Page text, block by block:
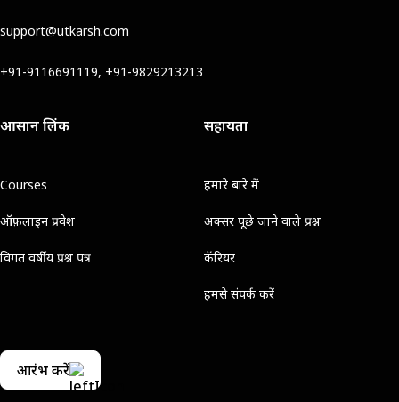
support@utkarsh.com
+91-9116691119, +91-9829213213
आसान लिंक
Courses
ऑफ़लाइन प्रवेश
विगत वर्षीय प्रश्न पत्र
सहायता
हमारे बारे में
अक्सर पूछे जाने वाले प्रश्न
कॅरियर
हमसे संपर्क करें
आरंभ करें